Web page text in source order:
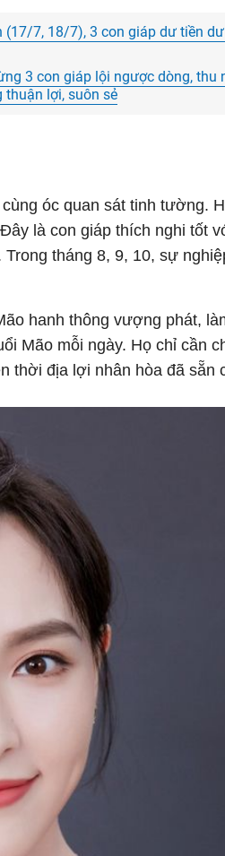
7, 18/7), 3 con giáp dư tiền
3 con giáp lội ngược dòng, thu
thuận lợi, suôn sẻ
óc quan sát tinh tường.
là con giáp thích nghi tốt
tháng 8, 9, 10, sự
hanh thông vượng phát,
Mão mỗi ngày. Họ chỉ cần
thời địa lợi nhân hòa đã sẵn